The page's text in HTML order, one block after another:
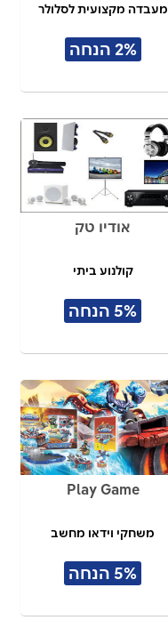
מעבדה מקצועית לסלולר
2% הנחה
אודיו טק
קולנוע ביתי
5% הנחה
Play Game
משחקי וידאו מחשב
5% הנחה